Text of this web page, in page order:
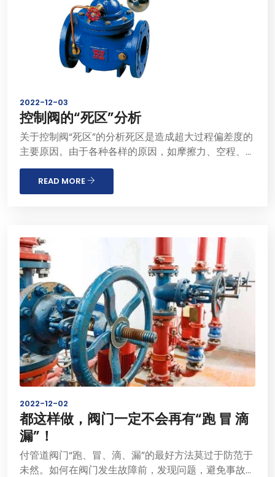
2022-12-03
控制阀的“死区”分析
关于控制阀“死区”的分析死区是造成超大过程偏差度的
主要原因。由于各种各样的原因，如摩擦力、空程、阀
轴扭转、放大器或滑阀的死区等，控制阀是一个仪表回
路里死区的主要来源。死区是一种常见现象，指的是当
输入信号改变方向时，不能使...
READ MORE
2022-12-02
都这样做，阀门一定不会再有“跑 冒 滴
漏”！
付管道阀门“跑、冒、滴、漏”的最好方法莫过于防范于
未然。如何在阀门发生故障前，发现问题，避免事故发